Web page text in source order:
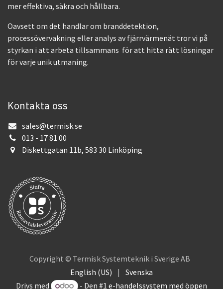
mer effektiva, säkra och hållbara.
Oavsett om det handlar om branddetektion,
processövervakning eller analys av fjärrvärmenät tror vi på
styrkan i att arbeta tillsammans för att hitta rätt lösningar
för varje unik utmaning.
Kontakta oss
sales@termisk.se
013 - 17 81 00
Diskettgatan 11b, 583 30 Linköping
Copyright © Termisk Systemteknik i Sverige AB
English (US)
|
Svenska
Drivs med
- Den #1 e-handelssystem med öppen